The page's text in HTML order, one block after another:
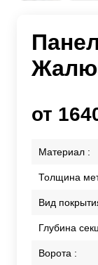
от
Материал :
Толщина
Вид
Глубина
Ворота :